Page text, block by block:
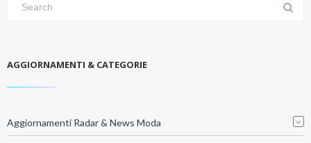
AGGIORNAMENTI & CATEGORIE
Aggiornamenti Radar & News Moda